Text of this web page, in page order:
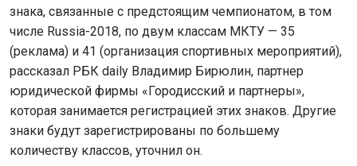
знака, связанные с предстоящим чемпионатом, в том
числе Russia-2018, по двум классам МКТУ — 35
(реклама) и 41 (организация спортивных мероприятий),
рассказал РБК daily Владимир Бирюлин, партнер
юридической фирмы «Городисский и партнеры»,
которая занимается регистрацией этих знаков. Другие
знаки будут зарегистрированы по большему
количеству классов, уточнил он.